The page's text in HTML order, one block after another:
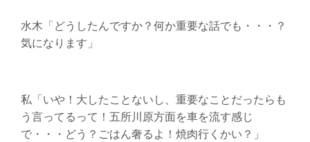
水木「どうしたんですか？何か重要な話でも・・・？
気になります」
私「いや！大したことないし、重要なことだったらも
う言ってるって！五所川原方面を車を流す感じ
で・・・どう？ごはん奢るよ！焼肉行くかい？」